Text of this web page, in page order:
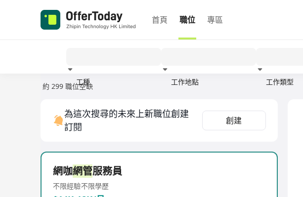
首頁 職位 專區
工種 工作地點 工作類型
約 299 職位空缺
為這次搜尋的未來上新職位創建
訂閱
創建
網咖網管服務員
不限經驗不限學歷